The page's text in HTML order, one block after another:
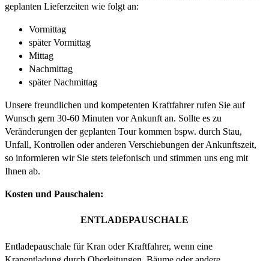
geplanten Lieferzeiten wie folgt an:
Vormittag
später Vormittag
Mittag
Nachmittag
später Nachmittag
Unsere freundlichen und kompetenten Kraftfahrer rufen Sie auf
Wunsch gern 30-60 Minuten vor Ankunft an. Sollte es zu
Veränderungen der geplanten Tour kommen bspw. durch Stau,
Unfall, Kontrollen oder anderen Verschiebungen der Ankunftszeit,
so informieren wir Sie stets telefonisch und stimmen uns eng mit
Ihnen ab.
Kosten und Pauschalen:
ENTLADEPAUSCHALE
Entladepauschale für Kran oder Kraftfahrer, wenn eine